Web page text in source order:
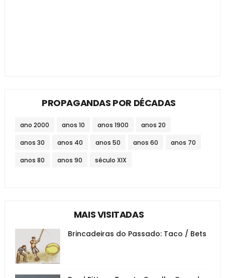
PROPAGANDAS POR DÉCADAS
ano 2000 anos 10 anos 1900 anos 20
anos 30 anos 40 anos 50 anos 60 anos 70
anos 80 anos 90 século XIX
MAIS VISITADAS
Brincadeiras do Passado: Taco / Bets